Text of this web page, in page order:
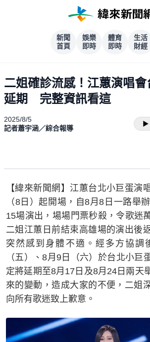
新聞
首頁
娛樂
即時
體育
即時
生活
財經
二姐確診流感！江蕙演唱
延期 完整資訊看這
2025/8/5
記者蕭宇涵／綜合報導
【緯來新聞網】江蕙台北小巨蛋演
（8日）起開場，自8月8日一路舉
15場演出，場場門票秒殺，令歌迷
二姐江蕙日前結束高雄場的演出後
突然感到身體不適。經多方協調
（五）、8月9日（六）於台北小巨
定將延期至8月17日及8月24日兩天
來的變動，造成大家的不便，二姐
向所有歌迷致上歉意。